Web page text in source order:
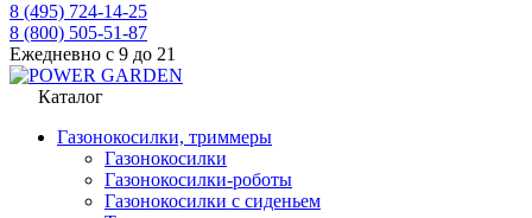
8 (495) 724-14-25
8 (800) 505-51-87
Ежедневно с 9 до 21
Каталог
Газонокосилки, триммеры
Газонокосилки
Газонокосилки-роботы
Газонокосилки с сиденьем